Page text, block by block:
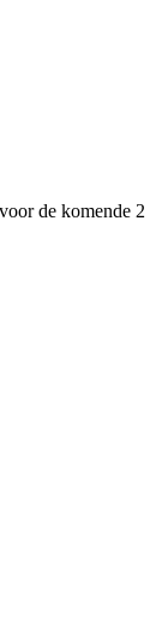
de komende 2